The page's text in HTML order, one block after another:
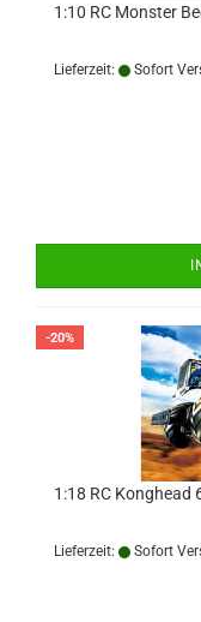
1:10 RC Monster
Lieferzeit: Sofort
-20%
1:18 RC Konghead
Lieferzeit: Sofort